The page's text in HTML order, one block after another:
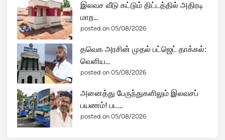
இலவச வீடு கட்டும் திட்டத்தில் அதிரடி
மாற...
posted on 05/08/2026
தவெக அரசின் முதல் பட்ஜெட் தாக்கல்:
வெளிய...
posted on 05/08/2026
அனைத்து பேருந்துகளிலும் இலவசப்
பயணம்! பட...
posted on 05/08/2026